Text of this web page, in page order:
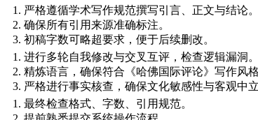
1. 严格遵循学术写作规范撰写引言、正文与结论。
2. 确保所有引用来源准确标注。
3. 初稿字数可略超要求，便于后续删改。
1. 进行多轮自我修改与交叉互评，检查逻辑漏洞。
2. 精炼语言，确保符合《哈佛国际评论》写作风格
3. 严格进行事实核查，确保文化敏感性与客观中立
1. 最终检查格式、字数、引用规范。